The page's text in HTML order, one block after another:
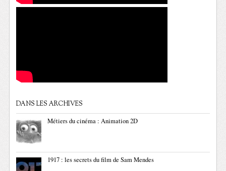
DANS LES ARCHIVES
Métiers du cinéma : Animation 2D
1917 : les secrets du film de Sam Mendes